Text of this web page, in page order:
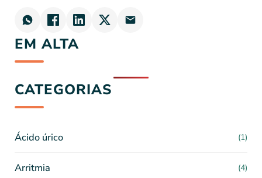
EM ALTA
CATEGORIAS
Ácido úrico (1)
Arritmia (4)